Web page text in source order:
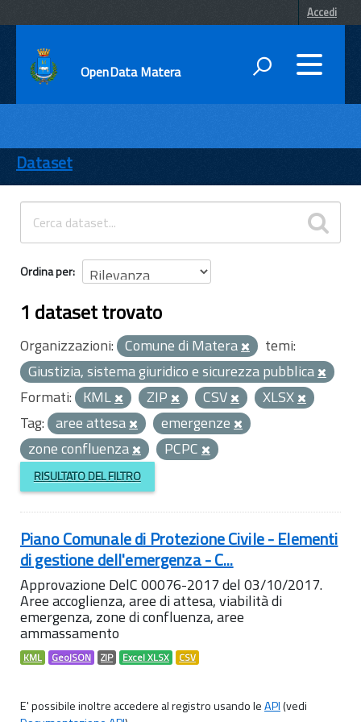
Accedi
OpenData Matera
ENTI
TEMI
INFORMAZIONI
Dataset
Ordina per
1 dataset trovato
Organizzazioni: Comune di Matera
temi:
Giustizia, sistema giuridico e sicurezza pubblica
Formati: KML ZIP CSV
XLSX
Tag: aree attesa
emergenze
zone confluenza
PCPC
RISULTATO DEL FILTRO
Piano Comunale di Protezione Civile - Elementi
di gestione dell'emergenza - C...
Approvazione DelC 00076-2017 del 03/10/2017.
Aree accoglienza, aree di attesa, viabilità di
emergenza, zone di confluenza, aree
ammassamento
KML GeoJSON ZIP Excel XLSX CSV
E' possibile inoltre accedere al registro usando leAPI(vedi